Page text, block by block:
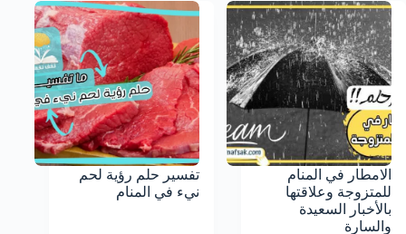
الامطار في المنام
للمتزوجة وعلاقتها
بالأخبار السعيدة
والسارة
تفسير حلم رؤية لحم
نيء في المنام